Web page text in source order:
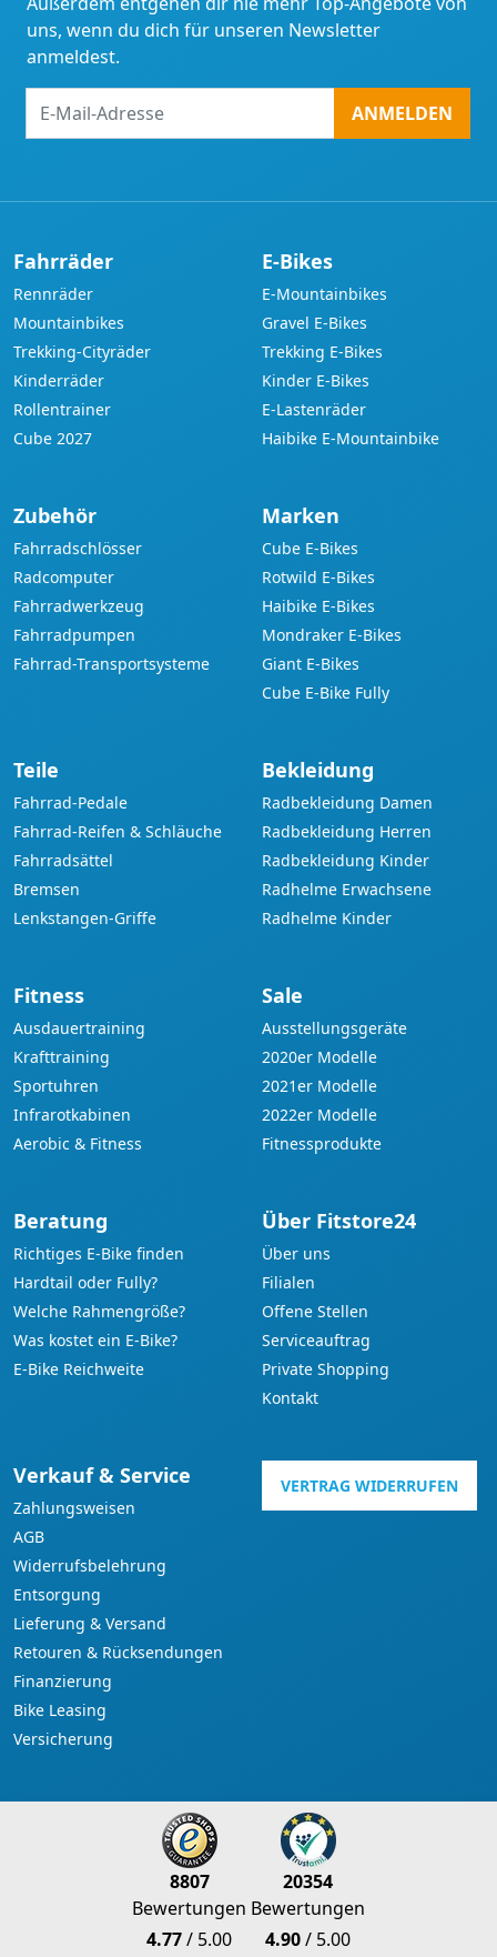
uns, wenn du dich für unseren Newsletter
anmeldest.
Mail-
ANMELDEN
Fahrräder
Rennräder
Mountainbikes
Trekking-Cityräder
Kinderräder
Rollentrainer
Cube 2027
E-Bikes
E-Mountainbikes
Gravel E-Bikes
Trekking E-Bikes
Kinder E-Bikes
E-Lastenräder
Haibike E-Mountainbike
Zubehör
Fahrradschlösser
Radcomputer
Fahrradwerkzeug
Fahrradpumpen
Fahrrad-Transportsysteme
Marken
Cube E-Bikes
Rotwild E-Bikes
Haibike E-Bikes
Mondraker E-Bikes
Giant E-Bikes
Cube E-Bike Fully
Teile
Fahrrad-Pedale
Fahrrad-Reifen & Schläuche
Fahrradsättel
Bremsen
Lenkstangen-Griffe
Bekleidung
Radbekleidung Damen
Radbekleidung Herren
Radbekleidung Kinder
Radhelme Erwachsene
Radhelme Kinder
Fitness
Ausdauertraining
Krafttraining
Sportuhren
Infrarotkabinen
Aerobic & Fitness
Sale
Ausstellungsgeräte
2020er Modelle
2021er Modelle
2022er Modelle
Fitnessprodukte
Beratung
Richtiges E-Bike finden
Hardtail oder Fully?
Welche Rahmengröße?
Was kostet ein E-Bike?
E-Bike Reichweite
Über Fitstore24
Über uns
Filialen
Offene Stellen
Serviceauftrag
Private Shopping
Kontakt
Verkauf & Service
Zahlungsweisen
AGB
Widerrufsbelehrung
Entsorgung
Lieferung & Versand
Retouren & Rücksendungen
Finanzierung
Bike Leasing
Versicherung
VERTRAG WIDERRUFEN
8807
Bewertungen
4.77/ 5.00
20354
Bewertungen
4.90/ 5.00